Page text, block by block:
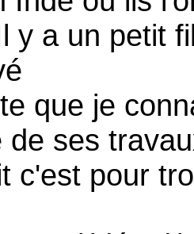
y a un petit
que je
de ses
c'est pour